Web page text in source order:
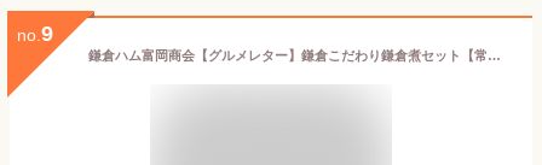
no. 9
鎌倉ハム富岡商会【グルメレター】鎌倉こだわり鎌倉煮セット【常温】 プレゼント ギフト お返し お祝い 内祝い 結婚祝い 出産祝い 快気祝い お礼 ご挨拶 グルメ お返し 男性 結婚内祝い 祝い返し 誕生日プレゼント 誕生日祝い敬老の日 ギフト